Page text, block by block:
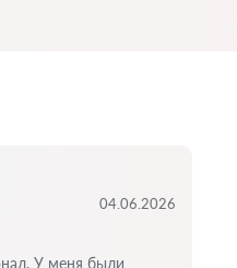
04.06.2026
У меня были